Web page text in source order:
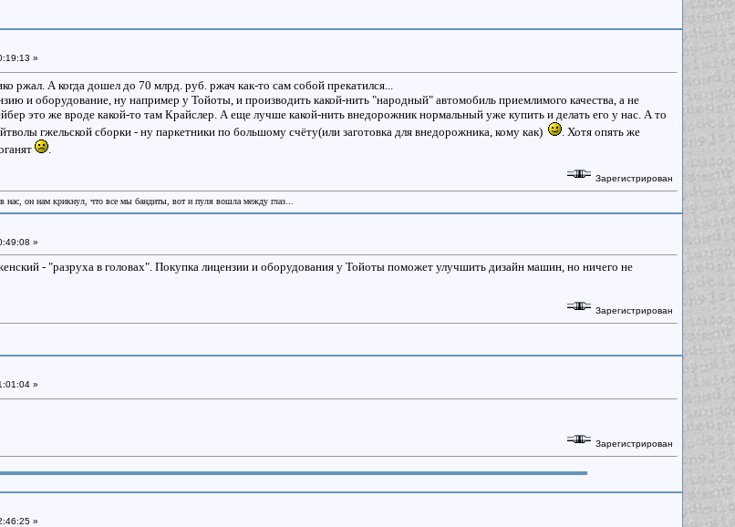
»
ржал. А когда дошел до 70 млрд. руб. ржач как-то сам собой прекатился...
и оборудование, ну например у Тойоты, и производить какой-нить "народный" автомобиль приемлимого качества, а не
это же вроде какой-то там Крайслер. А еще лучше какой-нить внедорожник нормальный уже купить и делать его у нас. А то
гжельской сборки - ну паркетники по большому счёту(или заготовка для внедорожника, кому как)
. Хотя опять же
.
Зарегистрирован
нас, он нам крикнул, что все мы бандиты, вот и пуля вошла между глаз...
»
- "разруха в головах". Покупка лицензии и оборудования у Тойоты поможет улучшить дизайн машин, но ничего не
Зарегистрирован
»
Зарегистрирован
»